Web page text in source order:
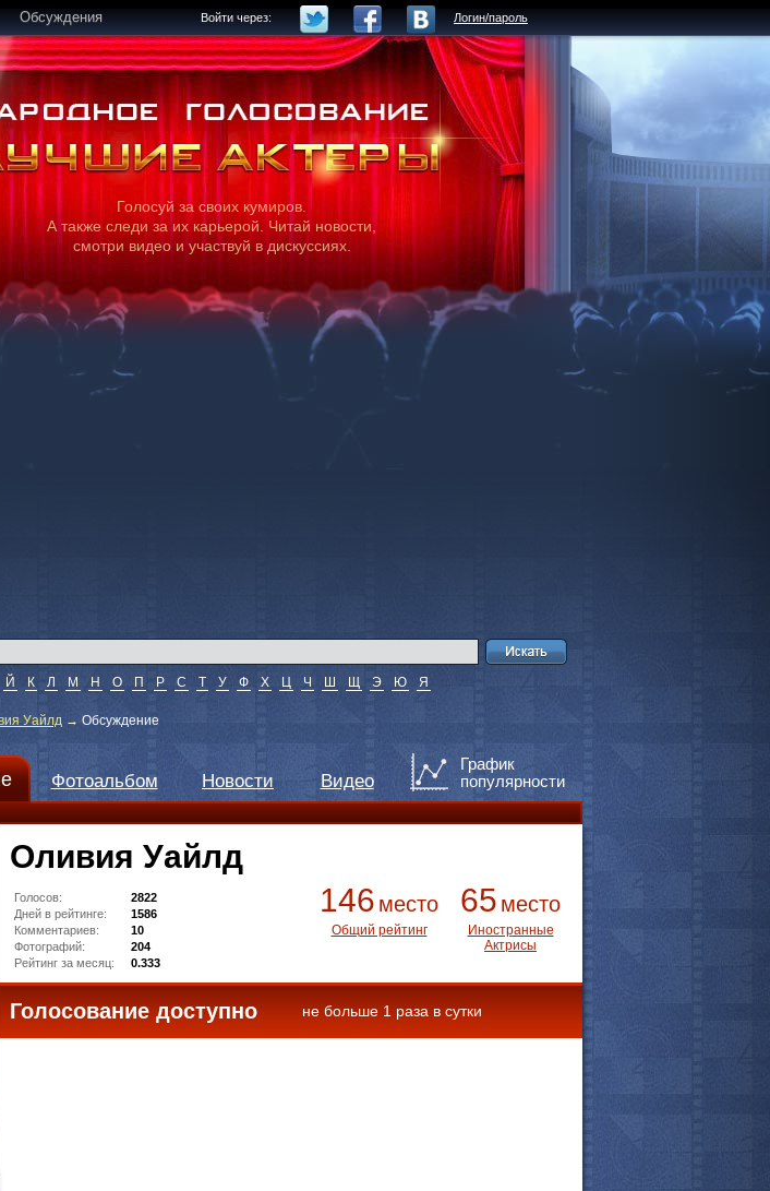
Обсуждения Войти через: Логин/пароль
Голосуй за своих кумиров.
А также следи за их карьерой. Читай новости,
смотри видео и участвуй в дискуссиях.
Й К Л М Н О П Р С Т У Ф Х Ц Ч Ш Щ Э Ю Я
Уайлд → Обсуждение
Фотоальбом Новости Видео
График
популярности
Оливия Уайлд
146 место
Общий рейтинг
65 место
Иностранные
Актрисы
Голосов:
2822
Дней в рейтинге:
1586
Комментариев:
10
Фотографий:
204
Рейтинг за месяц:
0.333
Голосование доступно не больше 1 раза в сутки